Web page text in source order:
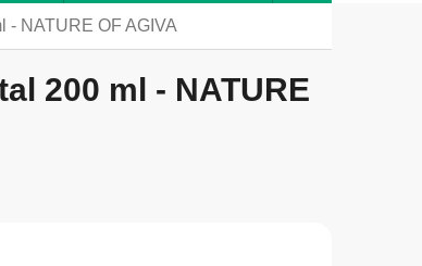
- NATURE OF AGIVA
200 ml - NATURE